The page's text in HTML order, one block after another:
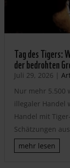
Tag des Tigers:
der bedrohten
Juli 29, 2026 |
Nur mehr 5.500
illegaler Handel
Handel mit
Schätzungen
mehr lesen